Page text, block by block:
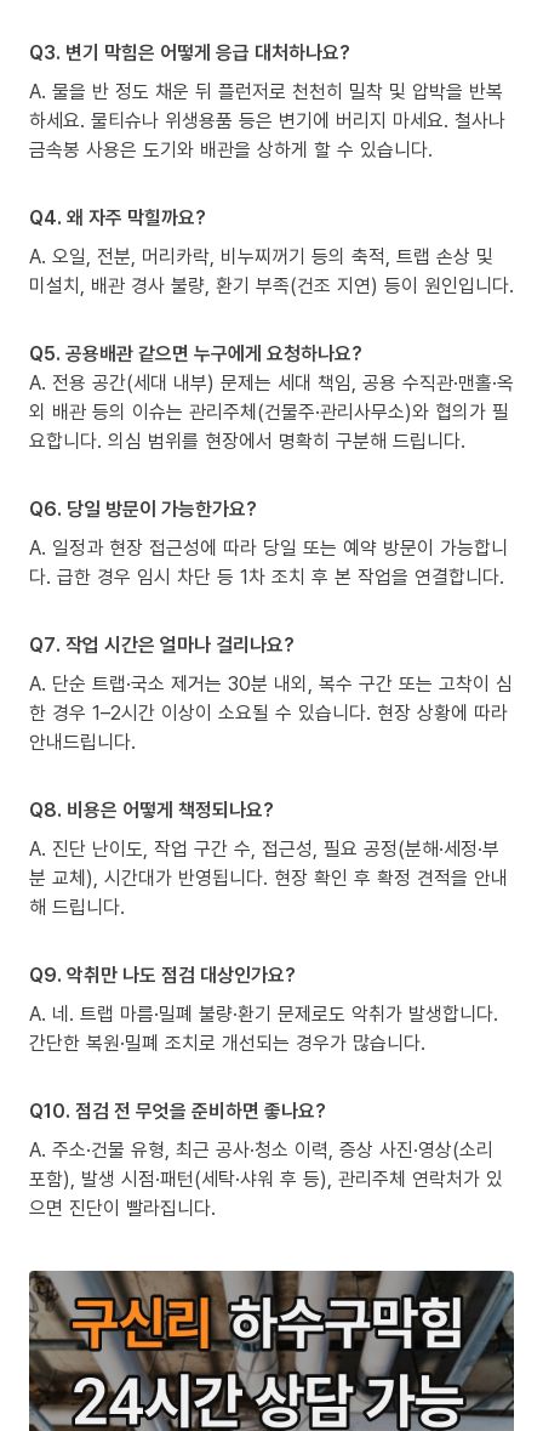
Q3. 변기 막힘은 어떻게 응급 대처하나요?
A. 물을 반 정도 채운 뒤 플런저로 천천히 밀착 및 압박을 반복
하세요. 물티슈나 위생용품 등은 변기에 버리지 마세요. 철사나
금속봉 사용은 도기와 배관을 상하게 할 수 있습니다.
Q4. 왜 자주 막힐까요?
A. 오일, 전분, 머리카락, 비누찌꺼기 등의 축적, 트랩 손상 및
미설치, 배관 경사 불량, 환기 부족(건조 지연) 등이 원인입니다.
Q5. 공용배관 같으면 누구에게 요청하나요?
A. 전용 공간(세대 내부) 문제는 세대 책임, 공용 수직관·맨홀·옥
외 배관 등의 이슈는 관리주체(건물주·관리사무소)와 협의가 필
요합니다. 의심 범위를 현장에서 명확히 구분해 드립니다.
Q6. 당일 방문이 가능한가요?
A. 일정과 현장 접근성에 따라 당일 또는 예약 방문이 가능합니
다. 급한 경우 임시 차단 등 1차 조치 후 본 작업을 연결합니다.
Q7. 작업 시간은 얼마나 걸리나요?
A. 단순 트랩·국소 제거는 30분 내외, 복수 구간 또는 고착이 심
한 경우 1–2시간 이상이 소요될 수 있습니다. 현장 상황에 따라
안내드립니다.
Q8. 비용은 어떻게 책정되나요?
A. 진단 난이도, 작업 구간 수, 접근성, 필요 공정(분해·세정·부
분 교체), 시간대가 반영됩니다. 현장 확인 후 확정 견적을 안내
해 드립니다.
Q9. 악취만 나도 점검 대상인가요?
A. 네. 트랩 마름·밀폐 불량·환기 문제로도 악취가 발생합니다.
간단한 복원·밀폐 조치로 개선되는 경우가 많습니다.
Q10. 점검 전 무엇을 준비하면 좋나요?
A. 주소·건물 유형, 최근 공사·청소 이력, 증상 사진·영상(소리
포함), 발생 시점·패턴(세탁·샤워 후 등), 관리주체 연락처가 있
으면 진단이 빨라집니다.